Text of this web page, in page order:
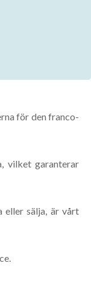
för den franco-
vilket garanterar
eller sälja, är vårt